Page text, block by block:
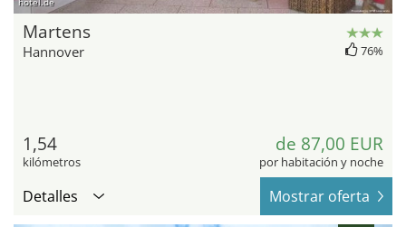
Martens
Hannover 76%
1,54
kilómetros
de 87,00 EUR
por habitación y noche
Detalles Mostrar oferta